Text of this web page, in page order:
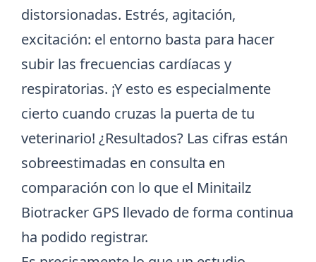
distorsionadas. Estrés, agitación,
excitación: el entorno basta para hacer
subir las frecuencias cardíacas y
respiratorias. ¡Y esto es especialmente
cierto cuando cruzas la puerta de tu
veterinario! ¿Resultados? Las cifras están
sobreestimadas en consulta en
comparación con lo que el Minitailz
Biotracker GPS llevado de forma continua
ha podido registrar.